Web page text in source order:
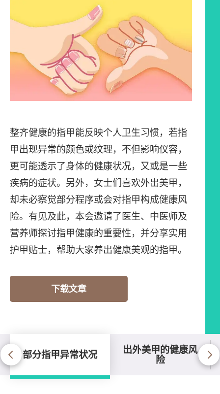
整齐健康的指甲能反映个人卫生习惯，若指
甲出现异常的颜色或纹理，不但影响仪容，
更可能透示了身体的健康状况，又或是一些
疾病的症状。另外，女士们喜欢外出美甲，
却未必察觉部分程序或会对指甲构成健康风
险。有见及此，本会邀请了医生、中医师及
营养师探讨指甲健康的重要性，并分享实用
护甲贴士，帮助大家养出健康美观的指甲。
下载文章
部分指甲异常状况 出外美甲的健康风
险
部分指甲异常状况